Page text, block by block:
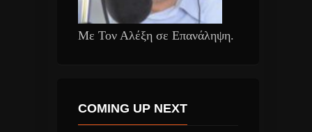
Με Τον Αλέξη σε Επανάληψη.
COMING UP NEXT